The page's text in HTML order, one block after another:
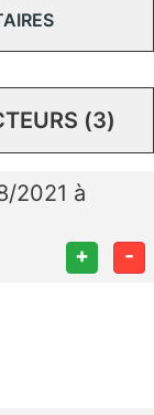
(3)
2021 à
+ -